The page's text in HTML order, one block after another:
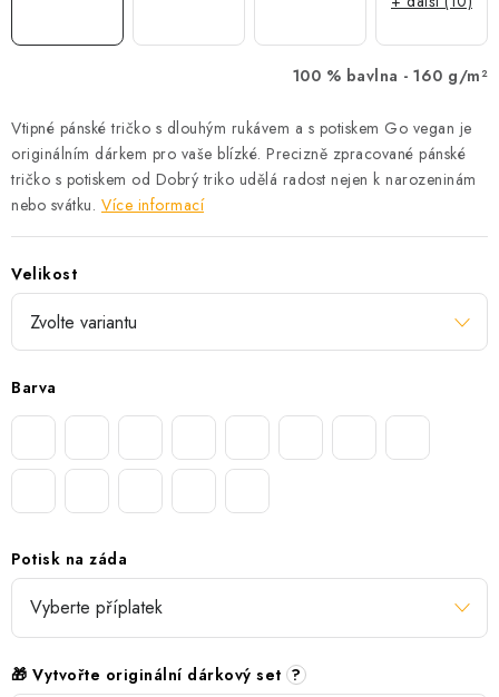
100 % bavlna - 160 g/m²
Vtipné pánské tričko s dlouhým rukávem a s potiskem Go vegan je
originálním dárkem pro vaše blízké. Precizně zpracované pánské
tričko s potiskem od Dobrý triko udělá radost nejen k narozeninám
nebo svátku. Více informací
Velikost
Barva
Potisk na záda
🎁 Vytvořte originální dárkový set ?